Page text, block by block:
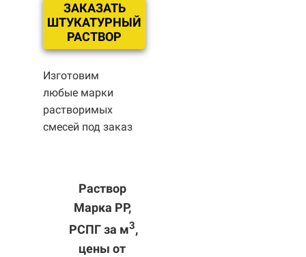
ЗАКАЗАТЬ
ШТУКАТУРНЫЙ
РАСТВОР
Изготовим
любые марки
растворимых
смесей под заказ
Раствор
Марка РР,
РСПГ за м3,
цены от